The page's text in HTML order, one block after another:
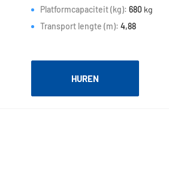
Platformcapaciteit (kg): 680 kg
Transport lengte (m): 4,88
HUREN